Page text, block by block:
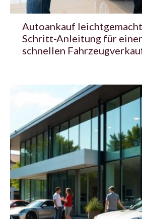
Autoankauf
Schritt-Anleitung für
schnellen